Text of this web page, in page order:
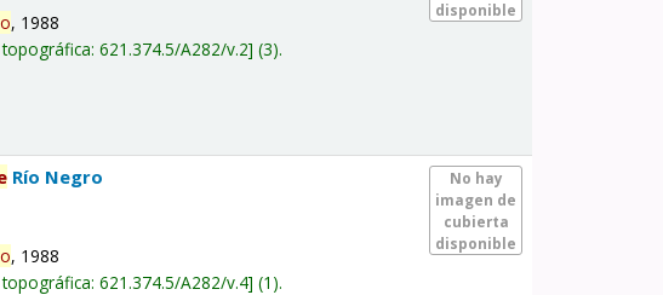
disponible
, 1988
topográfica:621.374.5/A282/v.2 (3).
No hay
imagen de
cubierta
disponible
Río Negro
, 1988
topográfica:621.374.5/A282/v.4 (1).